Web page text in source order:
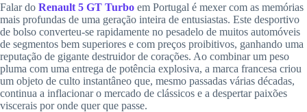
Falar do Renault 5 GT Turbo em Portugal é mexer com as memórias
mais profundas de uma geração inteira de entusiastas. Este desportivo
de bolso converteu-se rapidamente no pesadelo de muitos automóveis
de segmentos bem superiores e com preços proibitivos, ganhando uma
reputação de gigante destruidor de corações. Ao combinar um peso
pluma com uma entrega de potência explosiva, a marca francesa criou
um objeto de culto instantâneo que, mesmo passadas várias décadas,
continua a inflacionar o mercado de clássicos e a despertar paixões
viscerais por onde quer que passe.